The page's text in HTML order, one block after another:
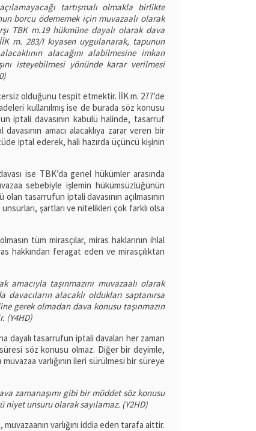
tartışmalı olmakla birlikte
borcu ödememek için muvazaalı olarak
TBK m.19 hükmüne dayalı olarak dava
m. 283/I kıyasen uygulanarak, tapunun
alacağını alabilmesine imkan
isteyebilmesi yönünde karar verilmesi
olduğunu tespit etmektir. İİK m. 277’de
kullanılmış ise de burada söz konusu
iptali davasının kabulü halinde, tasarruf
amacı alacaklıya zarar veren bir
iptal ederek, hali hazırda üçüncü kişinin
ise TBK’da genel hükümler arasında
sebebiyle işlemin hükümsüzlüğünün
tasarrufun iptali davasının açılmasının
şartları ve nitelikleri çok farklı olsa
tüm mirasçılar, miras haklarının ihlal
hakkından feragat eden ve mirasçılıktan
taşınmazını muvazaalı olarak
alacaklı oldukları saptanırsa
gerek olmadan dava konusu taşınmazın
(Y4HD)
dayalı tasarrufun iptali davaları her zaman
söz konusu olmaz. Diğer bir deyimle,
varlığının ileri sürülmesi bir süreye
zamanaşımı gibi bir müddet söz konusu
niyet unsuru olarak sayılamaz. (Y2HD)
varlığını iddia eden tarafa aittir.